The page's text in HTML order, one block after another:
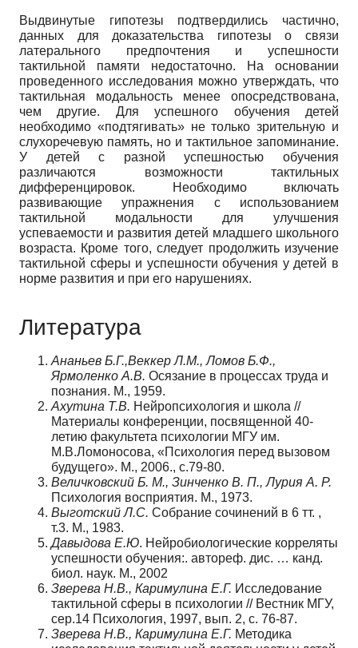
Выдвинутые гипотезы подтвердились частично,
данных для доказательства гипотезы о связи
латерального предпочтения и успешности
тактильной памяти недостаточно. На основании
проведенного исследования можно утверждать, что
тактильная модальность менее опосредствована,
чем другие. Для успешного обучения детей
необходимо «подтягивать» не только зрительную и
слухоречевую память, но и тактильное запоминание.
У детей с разной успешностью обучения
различаются возможности тактильных
дифференцировок. Необходимо включать
развивающие упражнения с использованием
тактильной модальности для улучшения
успеваемости и развития детей младшего школьного
возраста. Кроме того, следует продолжить изучение
тактильной сферы и успешности обучения у детей в
норме развития и при его нарушениях.
Литература
Ананьев Б.Г.,Веккер Л.М., Ломов Б.Ф.,
Ярмоленко А.В. Осязание в процессах труда и
познания. М., 1959.
Ахутина Т.В. Нейропсихология и школа //
Материалы конференции, посвященной 40-
летию факультета психологии МГУ им.
М.В.Ломоносова, «Психология перед вызовом
будущего». М., 2006., с.79-80.
Величковский Б. М., Зинченко В. П., Лурия А. Р.
Психология восприятия. М., 1973.
Выготский Л.С. Собрание сочинений в 6 тт. ,
т.3. М., 1983.
Давыдова Е.Ю. Нейробиологические корреляты
успешности обучения:. автореф. дис. … канд.
биол. наук. М., 2002
Зверева Н.В., Каримулина Е.Г. Исследование
тактильной сферы в психологии // Вестник МГУ,
сер.14 Психология, 1997, вып. 2, с. 76-87.
Зверева Н.В., Каримулина Е.Г. Методика